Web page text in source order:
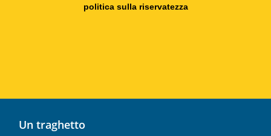
politica sulla riservatezza
Un traghetto